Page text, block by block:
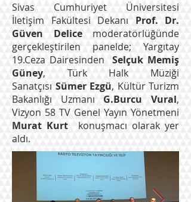
Sivas Cumhuriyet Üniversitesi
İletişim Fakültesi Dekanı Prof. Dr.
Güven Delice moderatörlüğünde
gerçekleştirilen panelde; Yargıtay
19.Ceza DairesindenSelçuk Memiş
Güney, Türk Halk Müziği
Sanatçısı Sümer Ezgü, Kültür Turizm
Bakanlığı Uzmanı G.Burcu Vural,
Vizyon 58 TV Genel Yayın Yönetmeni
Murat Kurt
konuşmacı olarak yer
aldı.